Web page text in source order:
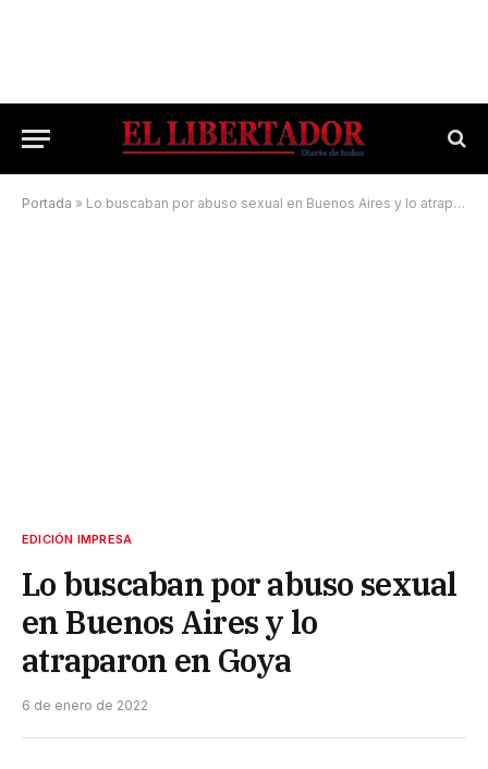
Portada » Lo buscaban por abuso sexual en Buenos Aires y lo atraparon en Goya
EDICIÓN IMPRESA
Lo buscaban por abuso sexual
en Buenos Aires y lo
atraparon en Goya
6 de enero de 2022